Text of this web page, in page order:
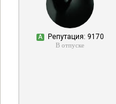
А Репутация: 9170
В отпуске